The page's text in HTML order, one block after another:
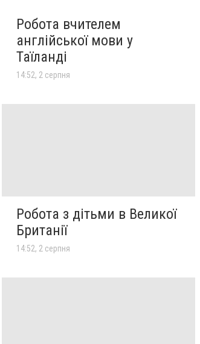
Робота вчителем
англійської мови у
Таїланді
14:52, 2 серпня
Робота з дітьми в Великої
Британії
14:52, 2 серпня